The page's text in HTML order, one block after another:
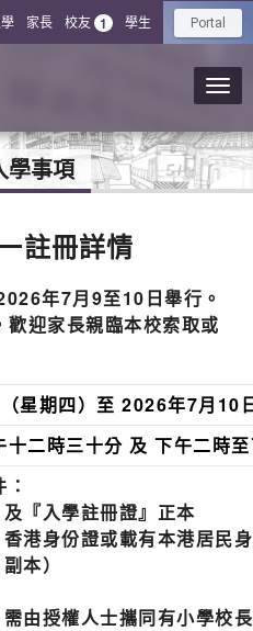
家長 校友 1 學生 Portal
學事項
註冊詳情
年7月9至10日舉行。
迎家長親臨本校索取或
星期四）至 2026年7月10
十二時三十分 及 下午
『入學註冊證』正本
港身份證或載有本港居民
本）
由授權人士攜同有小學校